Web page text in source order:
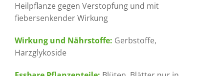
Heilpflanze gegen Verstopfung und mit
fiebersenkender Wirkung
Wirkung und Nährstoffe: Gerbstoffe,
Harzglykoside